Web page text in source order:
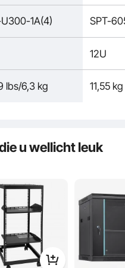
1A(4) SPT-
12U
lbs/6,3 kg 11,55 kg
u wellicht leuk